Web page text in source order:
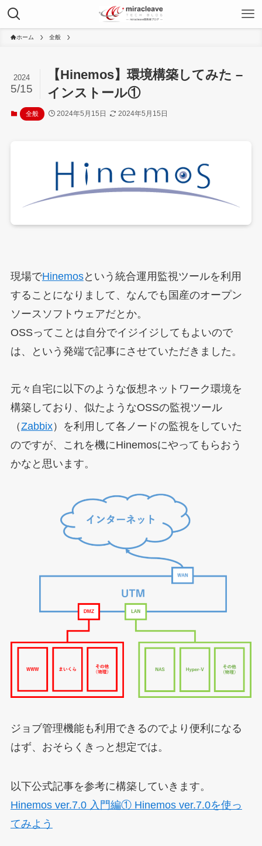
ホーム 全般
【Hinemos】環境構築してみた –
インストール①
2024
5/15
全般 2024年5月15日 2024年5月15日
現場でHinemosという統合運用監視ツールを利用
することになりまして、なんでも国産のオープン
ソースソフトウェアだとか。
OSSってことは自分でイジイジしてもよいので
は、という発端で記事にさせていただきました。
元々自宅に以下のような仮想ネットワーク環境を
構築しており、似たようなOSSの監視ツール
（Zabbix）を利用して各ノードの監視をしていた
のですが、これを機にHinemosにやってもらおう
かなと思います。
ジョブ管理機能も利用できるのでより便利になる
はず、おそらくきっと想定では。
以下公式記事を参考に構築していきます。
Hinemos ver.7.0 入門編① Hinemos ver.7.0を使っ
てみよう